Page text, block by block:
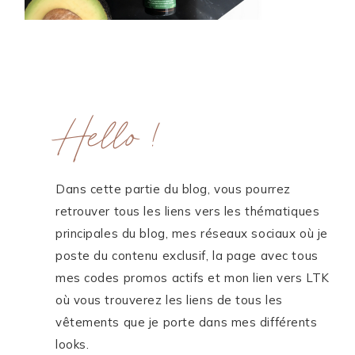
MES FORMATIONS
MA NEWSLETTER
InstagramPinterestTikTokLinkedIn
Hello !
Dans cette partie du blog, vous pourrez
retrouver tous les liens vers les thématiques
principales du blog, mes réseaux sociaux où je
poste du contenu exclusif, la page avec tous
mes codes promos actifs et mon lien vers LTK
où vous trouverez les liens de tous les
vêtements que je porte dans mes différents
looks.